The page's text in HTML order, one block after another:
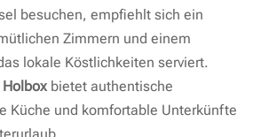
besuchen, empfiehlt sich ein
Zimmern und einem
lokale Köstlichkeiten serviert.
bietet authentische
Küche und komfortable Unterkünfte